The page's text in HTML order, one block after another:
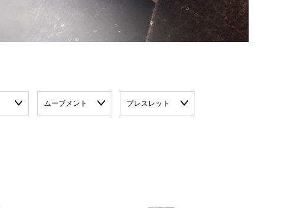
ムーブメント ブレスレット